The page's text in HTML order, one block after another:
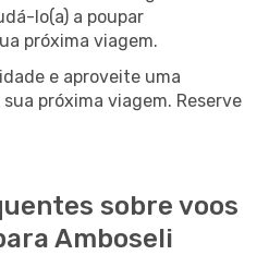
lo(a) a poupar
próxima viagem.
e aproveite uma
próxima viagem. Reserve
sobre voos
Amboseli